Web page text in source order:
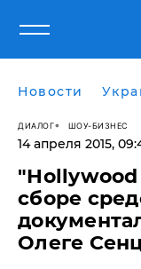
Новости
ДИАЛОГ ШОУ-БИЗНЕС
14 апреля 2015,
сборе
Олеге